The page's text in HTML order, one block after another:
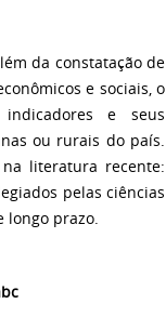
da constatação de
e sociais, o
e seus
ou rurais do país.
literatura recente:
pelas ciências
longo prazo.